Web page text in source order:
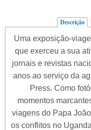
Descrição
Uma exposição-
que exerceu a sua
jornais e revistas
anos ao serviço da
Press. Como
momentos
viagens do Papa
os conflitos no